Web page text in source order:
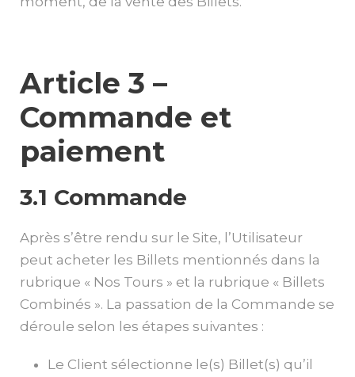
Article 3 –
Commande et
paiement
3.1 Commande
Après s’être rendu sur le Site, l’Utilisateur
peut acheter les Billets mentionnés dans la
rubrique « Nos Tours » et la rubrique « Billets
Combinés ». La passation de la Commande se
déroule selon les étapes suivantes :
Le Client sélectionne le(s) Billet(s) qu’il